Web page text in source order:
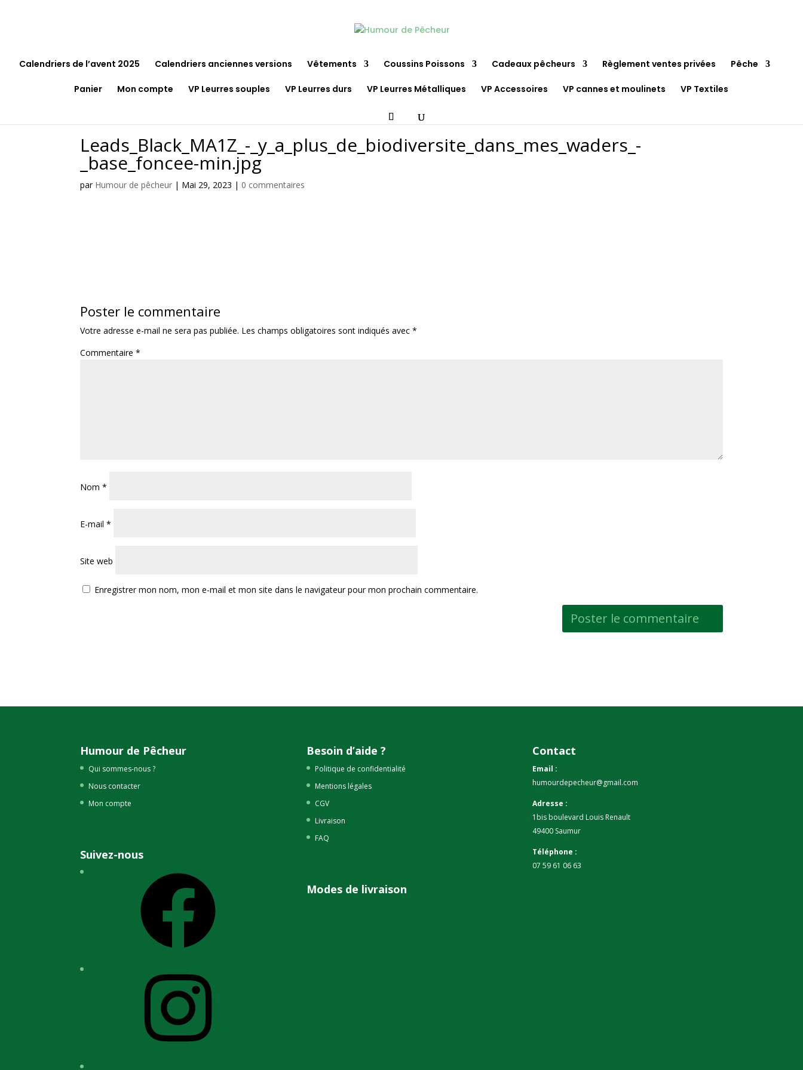
Calendriers de l’avent 2025 Calendriers anciennes versions Vêtements Coussins Poissons Cadeaux pêcheurs Règlement ventes privées Pêche
Panier Mon compte VP Leurres souples VP Leurres durs VP Leurres Métalliques VP Accessoires VP cannes et moulinets VP Textiles
Leads_Black_MA1Z_-_y_a_plus_de_biodiversite_dans_mes_waders_-
_base_foncee-min.jpg
par Humour de pêcheur | Mai 29, 2023 | 0 commentaires
Poster le commentaire
Votre adresse e-mail ne sera pas publiée. Les champs obligatoires sont indiqués avec*
Commentaire*
Nom*
E-mail*
Site web
Enregistrer mon nom, mon e-mail et mon site dans le navigateur pour mon prochain commentaire.
Humour de Pêcheur
Qui sommes-nous ?
Nous contacter
Mon compte
Suivez-nous
Besoin d’aide ?
Politique de confidentialité
Mentions légales
CGV
Livraison
FAQ
Modes de livraison
Contact
Email :
humourdepecheur@gmail.com
Adresse :
1bis boulevard Louis Renault
49400 Saumur
Téléphone :
07 59 61 06 63